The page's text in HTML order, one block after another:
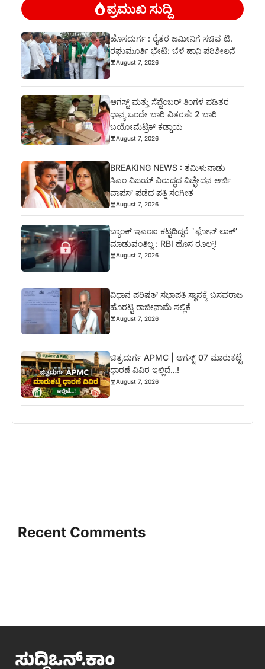
ಪ್ರಮುಖ ಸುದ್ದಿ
ಹೊಸದುರ್ಗ : ರೈತರ ಜಮೀನಿಗೆ ಸಚಿವ ಟಿ.
ರಘುಮೂರ್ತಿ ಭೇಟಿ: ಬೆಳೆ ಹಾನಿ ಪರಿಶೀಲನೆ
August 7, 2026
ಆಗಸ್ಟ್ ಮತ್ತು ಸೆಪ್ಟೆಂಬರ್ ತಿಂಗಳ ಪಡಿತರ
ಧಾನ್ಯ ಒಂದೇ ಬಾರಿ ವಿತರಣೆ: 2 ಬಾರಿ
ಬಯೋಮೆಟ್ರಿಕ್ ಕಡ್ಡಾಯ
August 7, 2026
BREAKING NEWS : ತಮಿಳುನಾಡು
ಸಿಎಂ ವಿಜಯ್ ವಿರುದ್ಧದ ವಿಚ್ಛೇದನ ಅರ್ಜಿ
ವಾಪಸ್ ಪಡೆದ ಪತ್ನಿ ಸಂಗೀತ
August 7, 2026
ಬ್ಯಾಂಕ್ ಇಎಂಐ ಕಟ್ಟದಿದ್ದರೆ `ಫೋನ್ ಲಾಕ್’
ಮಾಡುವಂತಿಲ್ಲ : RBI ಹೊಸ ರೂಲ್ಸ್!
August 7, 2026
ವಿಧಾನ ಪರಿಷತ್‌ ಸಭಾಪತಿ ಸ್ಥಾನಕ್ಕೆ ಬಸವರಾಜ
ಹೊರಟ್ಟಿ ರಾಜೀನಾಮೆ ಸಲ್ಲಿಕೆ
August 7, 2026
ಚಿತ್ರದುರ್ಗ APMC | ಆಗಸ್ಟ್ 07 ಮಾರುಕಟ್ಟೆ
ಧಾರಣೆ ವಿವಿರ ಇಲ್ಲಿದೆ…!
August 7, 2026
Recent Comments